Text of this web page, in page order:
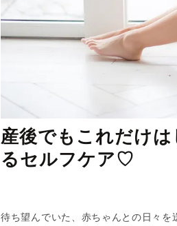
産後でもこれだけ
るセルフケア♡
待ち望んでいた、赤ちゃんとの日々を